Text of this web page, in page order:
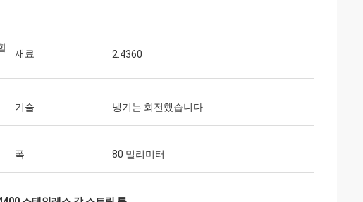
재료 2.4360
기술 냉기는 회전했습니다
폭 80 밀리미터